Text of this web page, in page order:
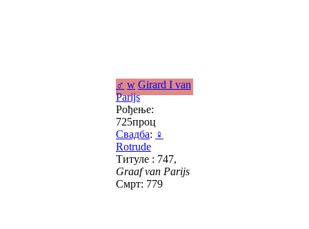
♂ w Girard I van
Parijs
Рођење:
725проц
Свадба: ♀
Rotrude
Титуле : 747,
Graaf van Parijs
Смрт: 779